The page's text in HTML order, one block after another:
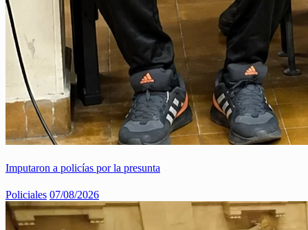
Imputaron a policías por la presunta
Policiales 07/08/2026